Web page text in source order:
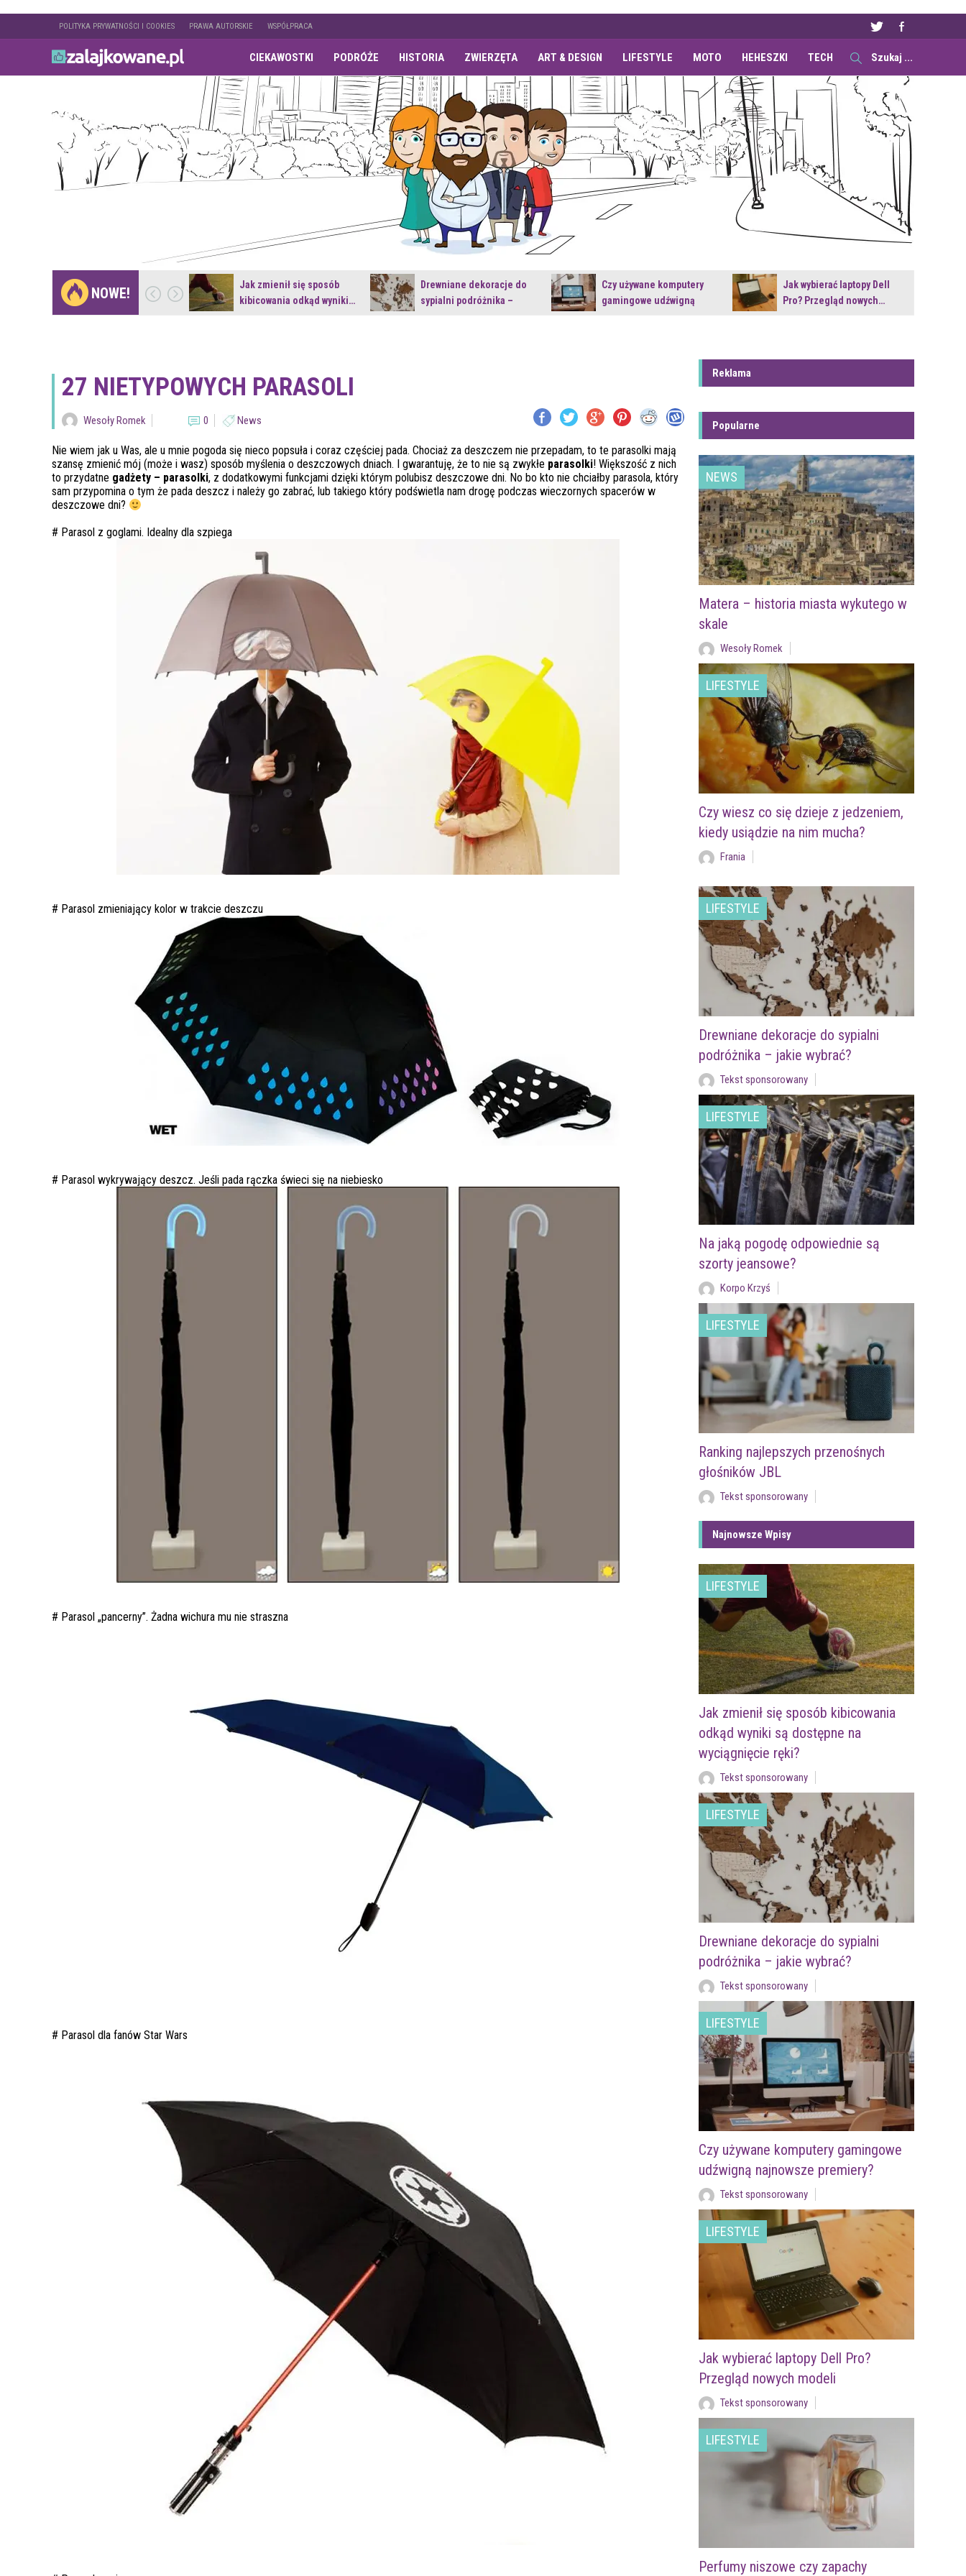
POLITYKA PRYWATNOŚCI I COOKIES PRAWA AUTORSKIE WSPÓŁPRACA
CIEKAWOSTKI PODRÓŻE HISTORIA ZWIERZĘTA ART & DESIGN LIFESTYLE MOTO HEHESZKI TECH
NOWE!
Gdzie pojechać na
weekend z naturą w…
Jak zmienił się sposób
kibicowania odkąd wyniki…
Drewniane dekoracje do
sypialni podróżnika –
Czy używane komputery
gamingowe udźwigną
Jak wybierać laptopy Dell
Pro? Przegląd nowych…
27 NIETYPOWYCH PARASOLI
Wesoły Romek 0 News
Nie wiem jak u Was, ale u mnie pogoda się nieco popsuła i coraz częściej pada. Chociaż za deszczem nie przepadam, to te parasolki mają
szansę zmienić mój (może i wasz) sposób myślenia o deszczowych dniach. I gwarantuję, że to nie są zwykłe parasolki! Większość z nich
to przydatne gadżety – parasolki, z dodatkowymi funkcjami dzięki którym polubisz deszczowe dni. No bo kto nie chciałby parasola, który
sam przypomina o tym że pada deszcz i należy go zabrać, lub takiego który podświetla nam drogę podczas wieczornych spacerów w
deszczowe dni?
# Parasol z goglami. Idealny dla szpiega
# Parasol zmieniający kolor w trakcie deszczu
# Parasol wykrywający deszcz. Jeśli pada rączka świeci się na niebiesko
# Parasol „pancerny”. Żadna wichura mu nie straszna
# Parasol dla fanów Star Wars
Reklama
Popularne
NEWS
Matera – historia miasta wykutego w
skale
Wesoły Romek
LIFESTYLE
Czy wiesz co się dzieje z jedzeniem,
kiedy usiądzie na nim mucha?
Frania
LIFESTYLE
Drewniane dekoracje do sypialni
podróżnika – jakie wybrać?
Tekst sponsorowany
LIFESTYLE
Na jaką pogodę odpowiednie są
szorty jeansowe?
Korpo Krzyś
LIFESTYLE
Ranking najlepszych przenośnych
głośników JBL
Tekst sponsorowany
Najnowsze Wpisy
LIFESTYLE
Jak zmienił się sposób kibicowania
odkąd wyniki są dostępne na
wyciągnięcie ręki?
Tekst sponsorowany
LIFESTYLE
Drewniane dekoracje do sypialni
podróżnika – jakie wybrać?
Tekst sponsorowany
LIFESTYLE
Czy używane komputery gamingowe
udźwigną najnowsze premiery?
Tekst sponsorowany
LIFESTYLE
Jak wybierać laptopy Dell Pro?
Przegląd nowych modeli
Tekst sponsorowany
LIFESTYLE
Perfumy niszowe czy zapachy